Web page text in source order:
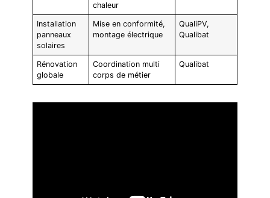
chaleur
Installation
panneaux
solaires
Mise en conformité,
montage électrique
QualiPV,
Qualibat
Rénovation
globale
Coordination multi
corps de métier
Qualibat